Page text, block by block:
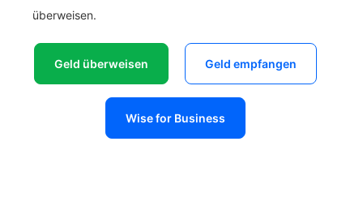
überweisen.
Geld überweisen Geld empfangen
Wise for Business